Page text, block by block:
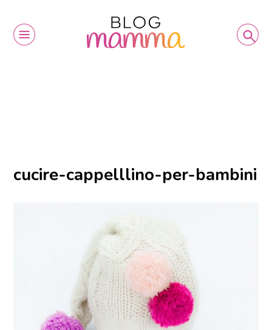
cucire-cappelllino-per-bambini